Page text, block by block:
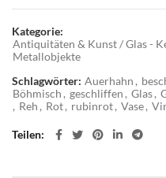
Kategorie:
Antiquitäten & Kunst / Glas -
Metallobjekte
Schlagwörter: Auerhahn ,
Böhmisch , geschliffen , Glas,
, Reh , Rot, rubinrot, Vase,
Teilen